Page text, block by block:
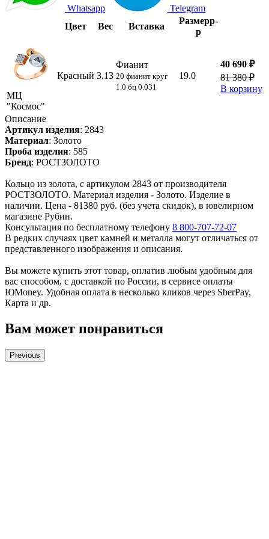
Whatsapp
Telegram
Цвет
Вес Вставка
Размерр-
р
МЦ
"Космос"
Красный 3.13
Фианит
20 фианит круг
1.0 бц 0.031
19.0
40 690 ₽
81 380 ₽
В корзину
Описание
Артикул изделия: 2843
Материал: Золото
Проба изделия: 585
Бренд: РОСТЗОЛОТО
Кольцо из золота, с артикулом 2843 от производителя
РОСТЗОЛОТО. Материал изделия - Золото. Изделие в
наличии. Цена - 81380 руб. (без учета скидок), в ювелирном
магазине Рубин.
Консультация по бесплатному телефону 8 800-707-72-07
В редких случаях цвет камней и металла могут отличаться от
представленного изображения и описания.
Вы можете купить этот товар, оплатив любым удобным для
вас способом, с доставкой по России, в сервисе оплаты
ЮMoney. Удобная оплата в несколько кликов через SberPay,
Карта и др.
Вам может понравиться
Previous